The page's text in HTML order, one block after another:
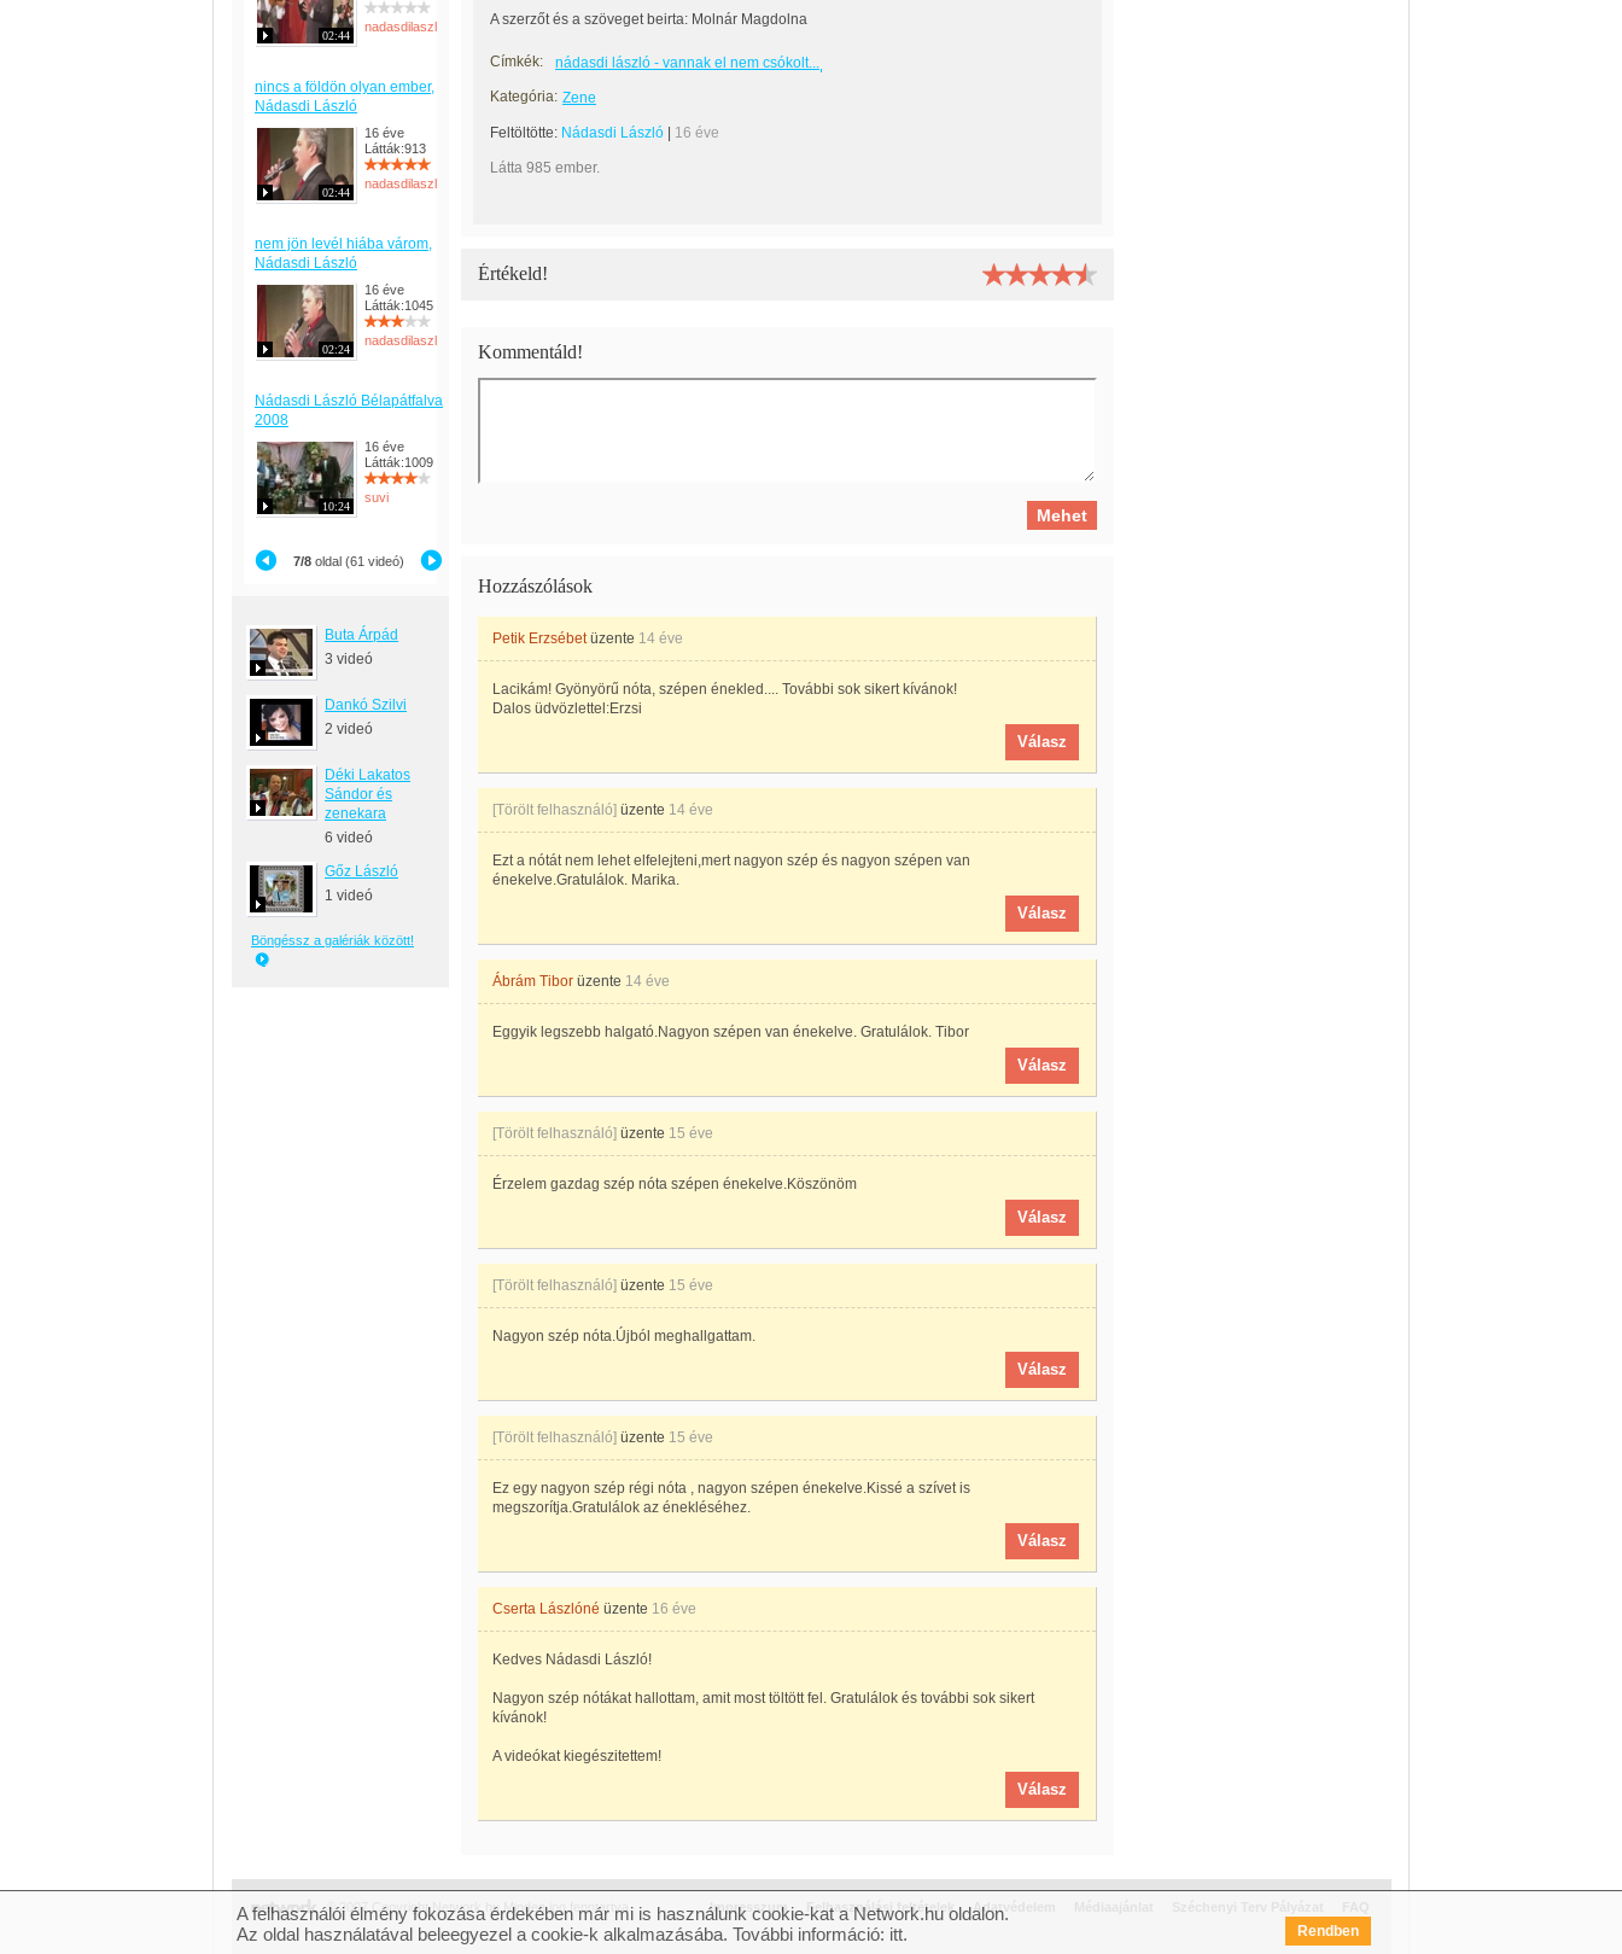
02:44
nadasdilaszlo
nincs a földön olyan ember,
Nádasdi László
02:44
16 éve
Látták:913
nadasdilaszlo
nem jön levél hiába várom,
Nádasdi László
02:24
16 éve
Látták:1045
nadasdilaszlo
Nádasdi László Bélapátfalva
2008
10:24
16 éve
Látták:1009
suvi
7/8 oldal (61 videó)
Buta Árpád
3 videó
Dankó Szilvi
2 videó
Déki Lakatos
Sándor és
zenekara
6 videó
Gőz László
1 videó
Böngéssz a galériák között!
A szerzőt és a szöveget beirta: Molnár Magdolna
Címkék:
nádasdi lászló - vannak el nem csókolt...
Kategória: Zene
Feltöltötte: Nádasdi László 16 éve
Látta 985 ember.
Értékeld!
Kommentáld!
Hozzászólások
Petik Erzsébetüzente 14 éve
Lacikám! Gyönyörű nóta, szépen énekled.... További sok sikert kívánok!
Dalos üdvözlettel:Erzsi
Válasz
[Törölt felhasználó] üzente 14 éve
Ezt a nótát nem lehet elfelejteni,mert nagyon szép és nagyon szépen van
énekelve.Gratulálok. Marika.
Válasz
Ábrám Tibor üzente 14 éve
Eggyik legszebb halgató.Nagyon szépen van énekelve. Gratulálok. Tibor
Válasz
[Törölt felhasználó] üzente 15 éve
Érzelem gazdag szép nóta szépen énekelve.Köszönöm
Válasz
[Törölt felhasználó] üzente 15 éve
Nagyon szép nóta.Újból meghallgattam.
Válasz
[Törölt felhasználó] üzente 15 éve
Ez egy nagyon szép régi nóta , nagyon szépen énekelve.Kissé a szívet is
megszorítja.Gratulálok az énekléséhez.
Válasz
Cserta Lászlóné üzente 16 éve
Kedves Nádasdi László!
Nagyon szép nótákat hallottam, amit most töltött fel. Gratulálok és további sok sikert
kívánok!
A videókat kiegészitettem!
Válasz
© 2007 Copyright Network.hu Minden jog fenntartva. Impresszum Felhasználási feltételek Adatvédelem
A felhasználói élmény fokozása érdekében már mi is használunk cookie-kat a Network.hu oldalon.
Az oldal használatával beleegyezel a cookie-k alkalmazásába. További információ: itt. Rendben